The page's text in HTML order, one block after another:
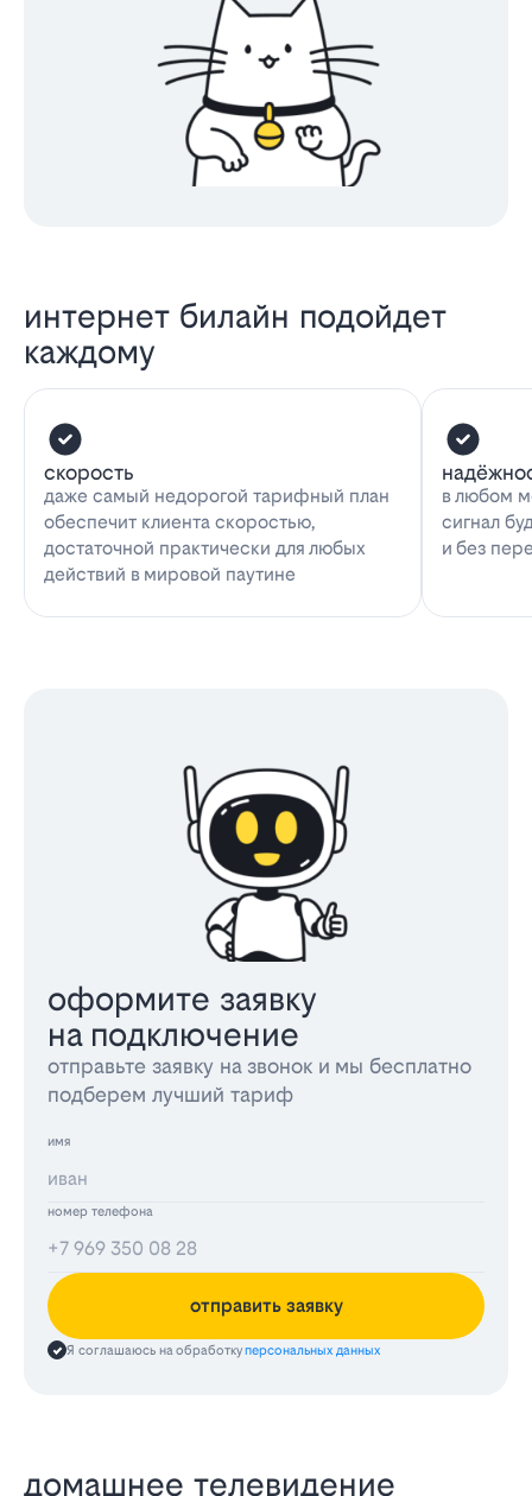
интернет билайн подойдет
каждому
скорость
даже самый недорогой тарифный план
обеспечит клиента скоростью,
достаточной практически для любых
действий в мировой паутине
в любом
сигнал
и без
оформите заявку
на подключение
отправьте заявку на звонок и мы бесплатно
подберем лучший тариф
имя
номер телефона
отправить заявку
Я соглашаюсь на обработкуперсональных данных
домашнее телевидение